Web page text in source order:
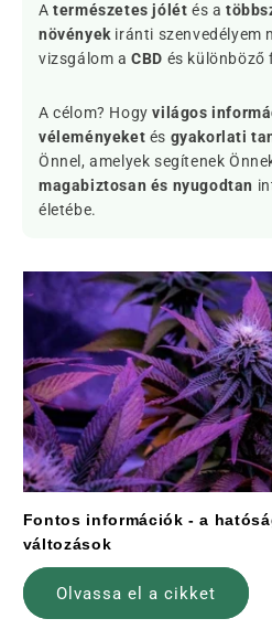
Atermészetes jólét és a
növények iránti szenvedélyem
vizsgálom aCBD és különböző
A célom? Hogyvilágos
véleményeket és gyakorlati
Önnel, amelyek segítenek
magabiztosan és nyugodtan
életébe.
Fontos információk - a
változások
Olvassa el a cikket